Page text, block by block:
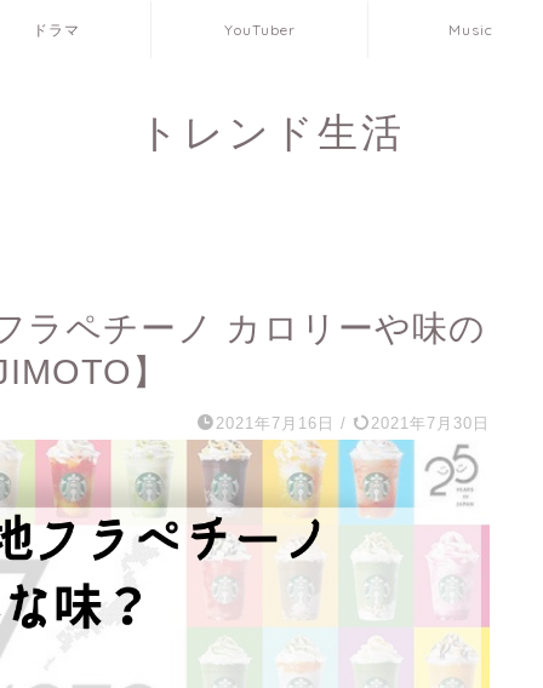
ドラマ YouTuber Music
トレンド生活
ラペチーノ カロリーや味の
】
2021年7月16日 / 2021年7月30日